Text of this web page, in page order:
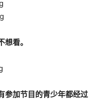
看。
参加节目的青少年都经过